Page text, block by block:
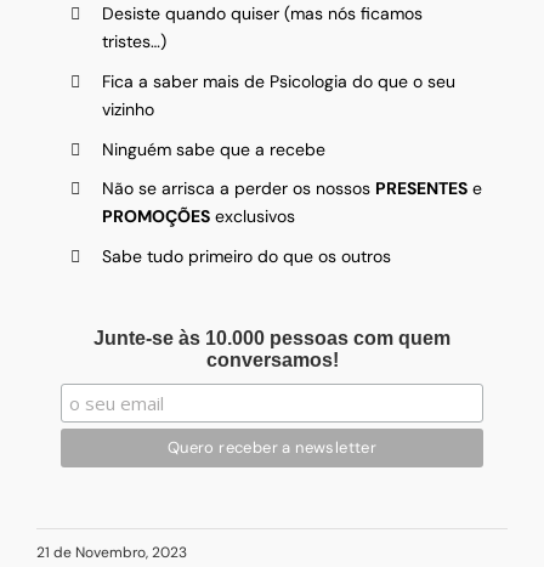
Desiste quando quiser (mas nós ficamos
tristes…)
Fica a saber mais de Psicologia do que o seu
vizinho
Ninguém sabe que a recebe
Não se arrisca a perder os nossos PRESENTESe
PROMOÇÕESexclusivos
Sabe tudo primeiro do que os outros
Junte-se às 10.000 pessoas com quem
conversamos!
21 de Novembro, 2023